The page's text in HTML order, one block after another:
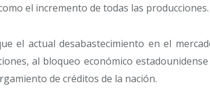
el incremento de todas las producciones.
el actual desabastecimiento en el
al bloqueo económico
de créditos de la nación.